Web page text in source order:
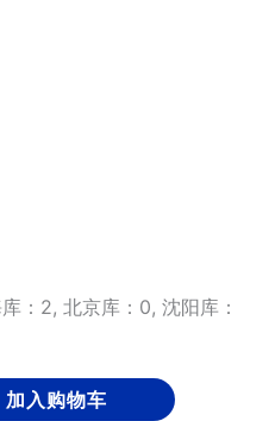
：2, 北京库：0, 沈阳库：
加入购物车